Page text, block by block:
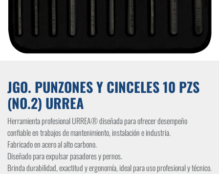
JGO. PUNZONES Y CINCELES 10 PZS
(NO.2) URREA
Herramienta profesional URREA® diseñada para ofrecer desempeño
confiable en trabajos de mantenimiento, instalación e industria.
Fabricado en acero al alto carbono.
Diseñado para expulsar pasadores y pernos.
Brinda durabilidad, exactitud y ergonomía, ideal para uso profesional y técnico.